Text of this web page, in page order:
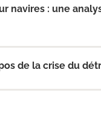
navires : une
de la crise du